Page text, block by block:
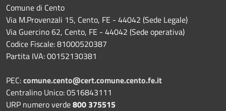
Comune di Cento
Via M.Provenzali 15, Cento, FE - 44042 (Sede Legale)
Via Guercino 62, Cento, FE - 44042 (Sede operativa)
Codice Fiscale: 81000520387
Partita IVA: 00152130381
PEC:comune.cento@cert.comune.cento.fe.it
Centralino Unico: 0516843111
URP numero verde800 375515